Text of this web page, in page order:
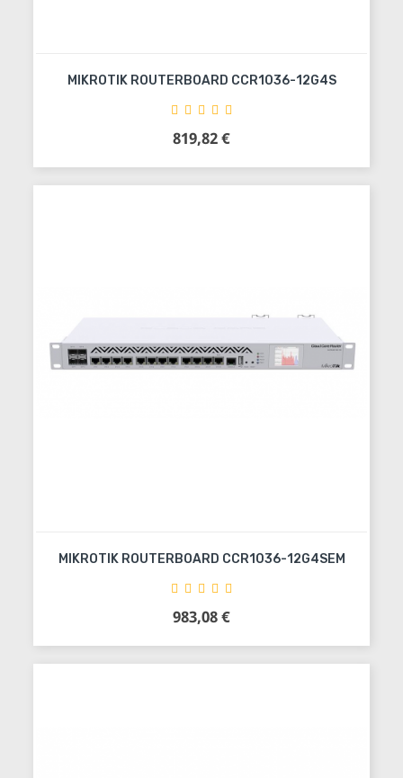
MIKROTIK ROUTERBOARD CCR1036-12G4S
Precio
819,82 €
Añadir al carrito
MIKROTIK ROUTERBOARD CCR1036-12G4SEM
Precio
983,08 €
Añadir al carrito